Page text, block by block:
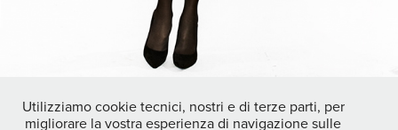
Utilizziamo cookie tecnici, nostri e di terze parti, per
migliorare la vostra esperienza di navigazione sulle